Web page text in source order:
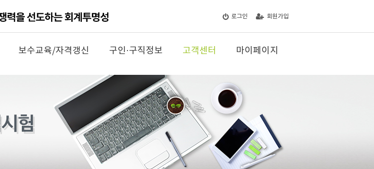
로그인 회원가입
보수교육/자격갱신 구인·구직정보 고객센터 마이페이지